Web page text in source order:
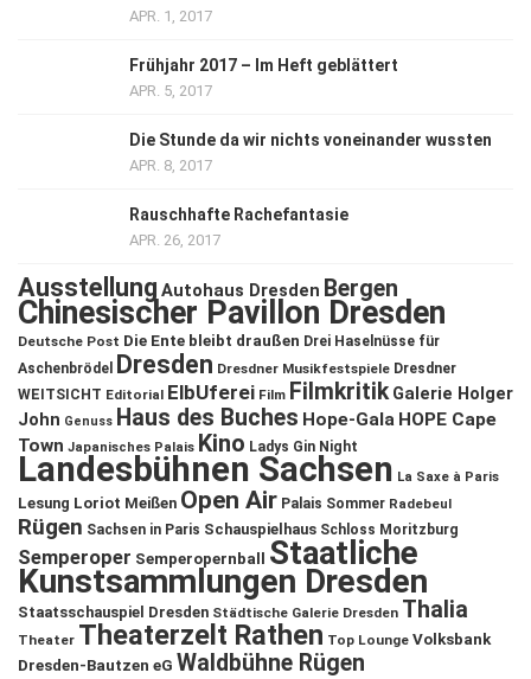
APR. 1, 2017
Frühjahr 2017 – Im Heft geblättert
APR. 5, 2017
Die Stunde da wir nichts voneinander wussten
APR. 8, 2017
Rauschhafte Rachefantasie
APR. 26, 2017
Ausstellung Autohaus Dresden Bergen
Chinesischer Pavillon Dresden
Deutsche Post Die Ente bleibt draußen Drei Haselnüsse für
Aschenbrödel
Dresden Dresdner Musikfestspiele Dresdner
WEITSICHT Editorial ElbUferei Film Filmkritik Galerie Holger
John Genuss Haus des Buches Hope-Gala HOPE Cape
Town Japanisches Palais Kino Ladys Gin Night
Landesbühnen Sachsen La Saxe à Paris
Lesung Loriot Meißen Open Air Palais Sommer Radebeul
Rügen Sachsen in Paris Schauspielhaus Schloss Moritzburg
Semperoper Semperopernball Staatliche
Kunstsammlungen Dresden
Staatsschauspiel Dresden Städtische Galerie Dresden Thalia
Theater Theaterzelt Rathen Top Lounge Volksbank
Dresden-Bautzen eG Waldbühne Rügen